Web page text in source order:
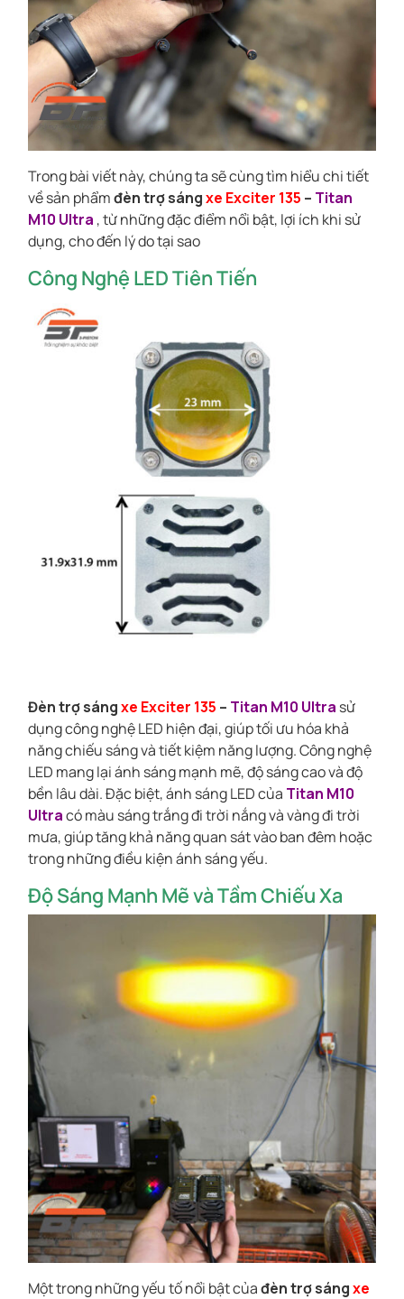
Trong bài viết này, chúng ta sẽ cùng tìm hiểu chi tiết
về sản phẩmđèn trợ sángxe Exciter 135 – Titan
M10 Ultra , từ những đặc điểm nổi bật, lợi ích khi sử
dụng, cho đến lý do tại sao
Công Nghệ LED Tiên Tiến
Đèn trợ sángxe Exciter 135 – Titan M10 Ultra sử
dụng công nghệ LED hiện đại, giúp tối ưu hóa khả
năng chiếu sáng và tiết kiệm năng lượng. Công nghệ
LED mang lại ánh sáng mạnh mẽ, độ sáng cao và độ
bền lâu dài. Đặc biệt, ánh sáng LED của Titan M10
Ultracó màu sáng trắng đi trời nắng và vàng đi trời
mưa, giúp tăng khả năng quan sát vào ban đêm hoặc
trong những điều kiện ánh sáng yếu.
Độ Sáng Mạnh Mẽ và Tầm Chiếu Xa
Một trong những yếu tố nổi bật củađèn trợ sángxe